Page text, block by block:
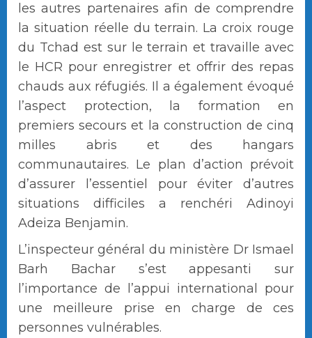
les autres partenaires afin de comprendre
la situation réelle du terrain. La croix rouge
du Tchad est sur le terrain et travaille avec
le HCR pour enregistrer et offrir des repas
chauds aux réfugiés. Il a également évoqué
l’aspect protection, la formation en
premiers secours et la construction de cinq
milles abris et des hangars
communautaires. Le plan d’action prévoit
d’assurer l’essentiel pour éviter d’autres
situations difficiles a renchéri Adinoyi
Adeiza Benjamin.
L’inspecteur général du ministère Dr Ismael
Barh Bachar s’est appesanti sur
l’importance de l’appui international pour
une meilleure prise en charge de ces
personnes vulnérables.